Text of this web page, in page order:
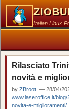
Italian Linux
Rilasciato
novità e
by ZBroot — 28/04/
www.laseroffice.it/
novita-e-miglioramenti/